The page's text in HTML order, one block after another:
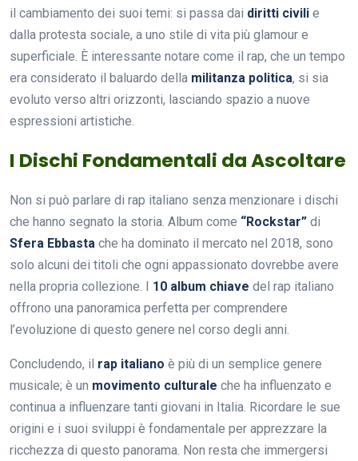
il cambiamento dei suoi temi: si passa dai diritti civili e
dalla protesta sociale, a uno stile di vita più glamour e
superficiale. È interessante notare come il rap, che un tempo
era considerato il baluardo della militanza politica, si sia
evoluto verso altri orizzonti, lasciando spazio a nuove
espressioni artistiche.
I Dischi Fondamentali da Ascoltare
Non si può parlare di rap italiano senza menzionare i dischi
che hanno segnato la storia. Album come “Rockstar” di
Sfera Ebbasta che ha dominato il mercato nel 2018, sono
solo alcuni dei titoli che ogni appassionato dovrebbe avere
nella propria collezione. I 10 album chiave del rap italiano
offrono una panoramica perfetta per comprendere
l’evoluzione di questo genere nel corso degli anni.
Concludendo, il rap italiano è più di un semplice genere
musicale; è un movimento culturale che ha influenzato e
continua a influenzare tanti giovani in Italia. Ricordare le sue
origini e i suoi sviluppi è fondamentale per apprezzare la
ricchezza di questo panorama. Non resta che immergersi